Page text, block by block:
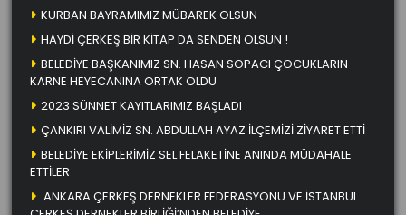
KURBAN BAYRAMIMIZ MÜBAREK OLSUN
HAYDİ ÇERKEŞ BİR KİTAP DA SENDEN OLSUN !
BELEDİYE BAŞKANIMIZ SN. HASAN SOPACI ÇOCUKLARIN
KARNE HEYECANINA ORTAK OLDU
2023 SÜNNET KAYITLARIMIZ BAŞLADI
ÇANKIRI VALİMİZ SN. ABDULLAH AYAZ İLÇEMİZİ ZİYARET ETTİ
BELEDİYE EKİPLERİMİZ SEL FELAKETİNE ANINDA MÜDAHALE
ETTİLER
ANKARA ÇERKEŞ DERNEKLER FEDERASYONU VE İSTANBUL